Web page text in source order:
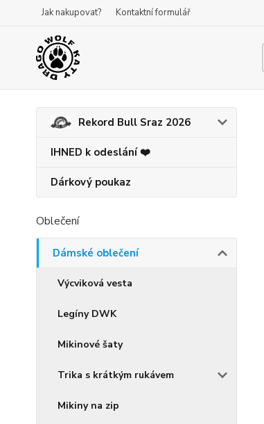
Jak nakupovat? Kontaktní formulář
Rekord Bull Sraz 2026
IHNED k odeslání ❤️
Dárkový poukaz
Oblečení
Dámské oblečení
Výcviková vesta
Legíny DWK
Mikinové šaty
Trika s krátkým rukávem
Mikiny na zip